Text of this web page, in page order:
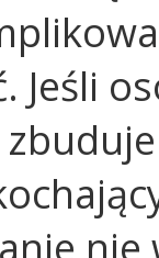
Jeśli